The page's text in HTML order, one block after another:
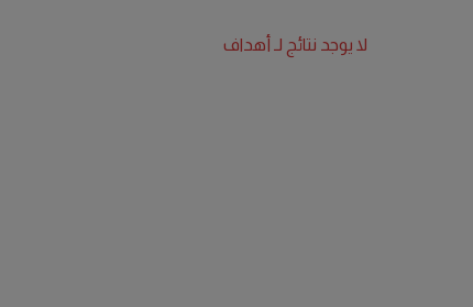
لا يوجد نتائج لـ أهداف